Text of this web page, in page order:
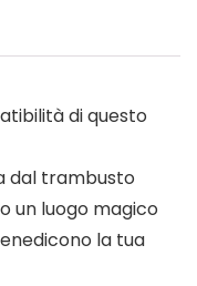
di questo
dal trambusto
un luogo magico
la tua